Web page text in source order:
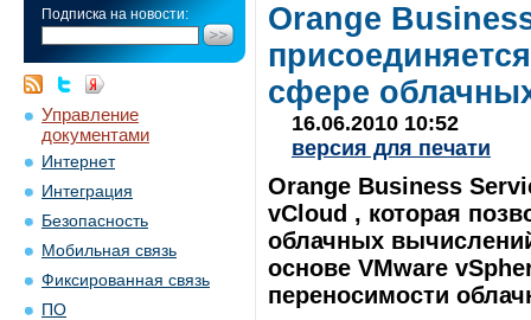
Подписка на новости:
Управление
документами
Интернет
Интеграция
Безопасность
Мобильная связь
Фиксированная связь
ПО
Orange
сфере
16.06.2010 10:52
версия для печати
Orange Business
vCloud , которая
облачных
основе VMware
переносимости